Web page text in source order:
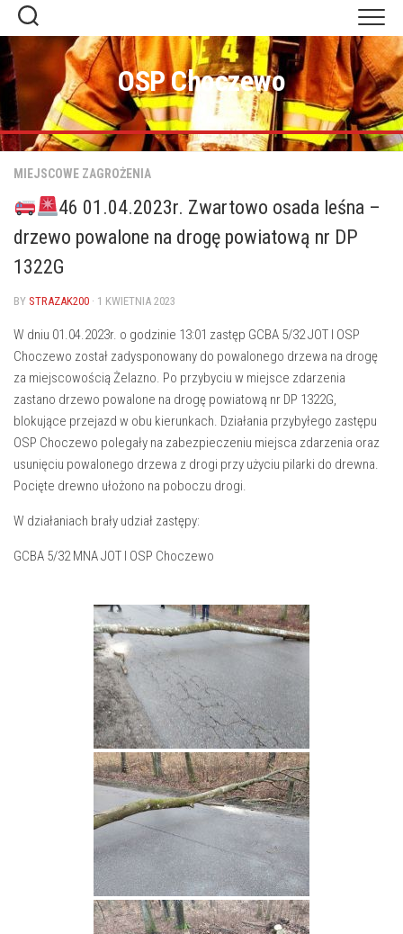
Skip
content
OSP Choczewo
MIEJSCOWE ZAGROŻENIA
46 01.04.2023r. Zwartowo osada leśna –
drzewo powalone na drogę powiatową nr DP
1322G
BY STRAZAK200 · 1 KWIETNIA 2023
W dniu 01.04.2023r. o godzinie 13:01 zastęp GCBA 5/32 JOT I OSP
Choczewo został zadysponowany do powalonego drzewa na drogę
za miejscowością Żelazno. Po przybyciu w miejsce zdarzenia
zastano drzewo powalone na drogę powiatową nr DP 1322G,
blokujące przejazd w obu kierunkach. Działania przybyłego zastępu
OSP Choczewo polegały na zabezpieczeniu miejsca zdarzenia oraz
usunięciu powalonego drzewa z drogi przy użyciu pilarki do drewna.
Pocięte drewno ułożono na poboczu drogi.
W działaniach brały udział zastępy:
GCBA 5/32 MNA JOT I OSP Choczewo